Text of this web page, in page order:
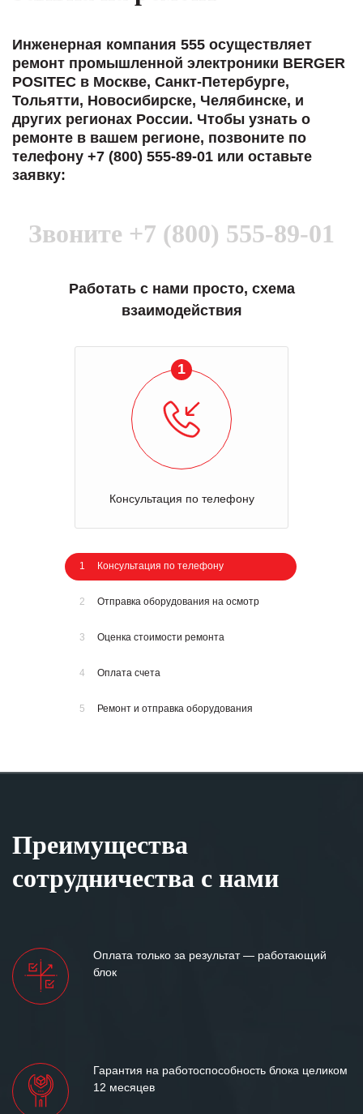
Инженерная компания 555 осуществляет
ремонт промышленной электроники BERGER
POSITEC в Москве, Санкт-Петербурге,
Тольятти, Новосибирске, Челябинске, и
других регионах России. Чтобы узнать о
ремонте в вашем регионе, позвоните по
телефону +7 (800) 555-89-01 или оставьте
заявку:
Звоните +7 (800) 555-89-01
Работать с нами просто, схема
взаимодействия
1
Консультация по телефону
1 Консультация по телефону
2 Отправка оборудования на осмотр
3 Оценка стоимости ремонта
4 Оплата счета
5 Ремонт и отправка оборудования
Преимущества
сотрудничества с нами
Оплата только за результат — работающий
блок
Гарантия на работоспособность блока целиком
12 месяцев